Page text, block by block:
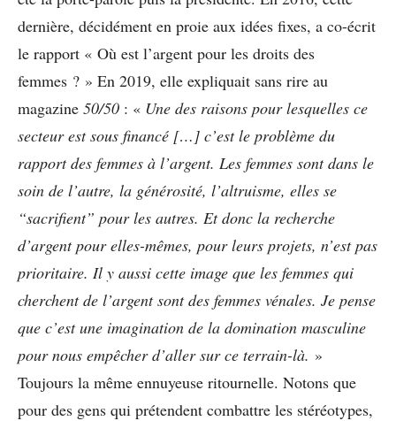
dernière, décidément en proie aux idées fixes, a co-écrit
le rapport « Où est l’argent pour les droits des
femmes ? » En 2019, elle expliquait sans rire au
magazine 50/50 : « Une des raisons pour lesquelles ce
secteur est sous financé […] c’est le problème du
rapport des femmes à l’argent. Les femmes sont dans le
soin de l’autre, la générosité, l’altruisme, elles se
“sacrifient” pour les autres. Et donc la recherche
d’argent pour elles-mêmes, pour leurs projets, n’est pas
prioritaire. Il y aussi cette image que les femmes qui
cherchent de l’argent sont des femmes vénales. Je pense
que c’est une imagination de la domination masculine
pour nous empêcher d’aller sur ce terrain-là. »
Toujours la même ennuyeuse ritournelle. Notons que
pour des gens qui prétendent combattre les stéréotypes,